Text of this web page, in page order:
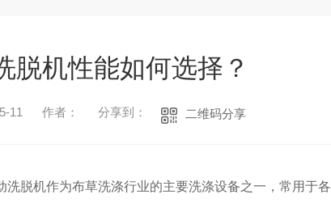
脱机性能如何选择？
11 作者： 分享到： 二维码分享
洗脱机作为布草洗涤行业的主要洗涤设备之一，常用于各